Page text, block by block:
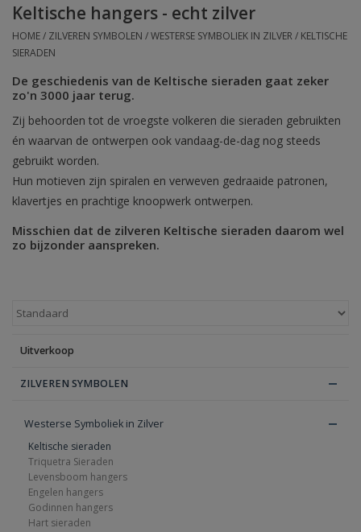
Oorhangers
Blog
Keltische hangers - echt zilver
HOME/ ZILVEREN SYMBOLEN /WESTERSE SYMBOLIEK IN ZILVER / KELTISCHE
SIERADEN
De geschiedenis van de Keltische sieraden gaat zeker
zo'n 3000 jaar terug.
Zij behoorden tot de vroegste volkeren die sieraden gebruikten
én waarvan de ontwerpen ook vandaag-de-dag nog steeds
gebruikt worden.
Hun motieven zijn spiralen en verweven gedraaide patronen,
klavertjes en prachtige knoopwerk ontwerpen.
Misschien dat de zilveren Keltische sieraden daarom wel
zo bijzonder aanspreken.
Uitverkoop
ZILVEREN SYMBOLEN
Westerse Symboliek in Zilver
Keltische sieraden
Triquetra Sieraden
Levensboom hangers
Engelen hangers
Godinnen hangers
Hart sieraden